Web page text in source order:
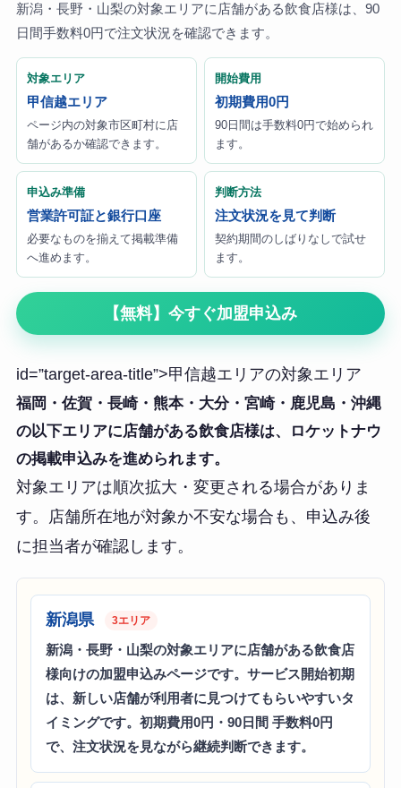
新潟・長野・山梨の対象エリアに店舗がある飲食店様は、90
日間手数料0円で注文状況を確認できます。
対象エリア
甲信越エリア
ページ内の対象市区町村に店
舗があるか確認できます。
開始費用
初期費用0円
90日間は手数料0円で始められ
ます。
申込み準備
営業許可証と銀行口座
必要なものを揃えて掲載準備
へ進めます。
判断方法
注文状況を見て判断
契約期間のしばりなしで試せ
ます。
【無料】今すぐ加盟申込み
id=”target-area-title”>甲信越エリアの対象エリア
福岡・佐賀・長崎・熊本・大分・宮崎・鹿児島・沖縄
の以下エリアに店舗がある飲食店様は、ロケットナウ
の掲載申込みを進められます。
対象エリアは順次拡大・変更される場合がありま
す。店舗所在地が対象か不安な場合も、申込み後
に担当者が確認します。
新潟県 3エリア
新潟・長野・山梨の対象エリアに店舗がある飲食店
様向けの加盟申込みページです。サービス開始初期
は、新しい店舗が利用者に見つけてもらいやすいタ
イミングです。初期費用0円・90日間 手数料0円
で、注文状況を見ながら継続判断できます。